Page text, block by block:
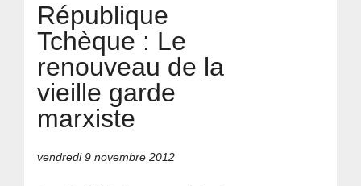
République
Tchèque : Le
renouveau de la
vieille garde
marxiste
vendredi 9 novembre 2012